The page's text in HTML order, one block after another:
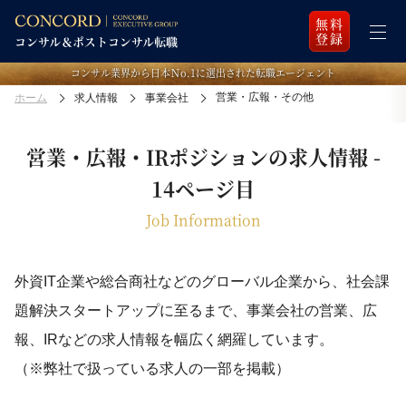
無料
登録
コンサル業界から日本Ｎo.1に選出された転職エージェント
ホーム 求人情報 事業会社 営業・広報・その他
営業・広報・IRポジションの求人情報 -
14ページ目
Job Information
外資IT企業や総合商社などのグローバル企業から、社会課
題解決スタートアップに至るまで、 事業会社の営業、広
報、IRなどの求人情報を幅広く網羅しています。
（※弊社で扱っている求人の一部を掲載）